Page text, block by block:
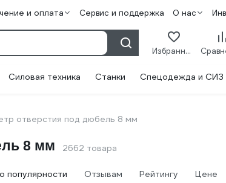
и оплата Сервис и поддержка О нас
Избранное
Силовая техника Станки Спецодежда и СИЗ
отверстия под дюбель 8 мм
8 мм 2662 товара
популярности Отзывам Рейтингу Цене